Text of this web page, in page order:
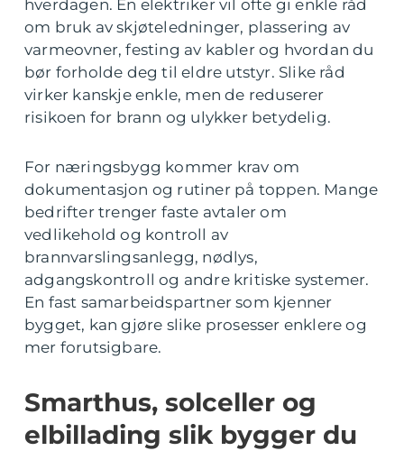
hverdagen. En elektriker vil ofte gi enkle råd
om bruk av skjøteledninger, plassering av
varmeovner, festing av kabler og hvordan du
bør forholde deg til eldre utstyr. Slike råd
virker kanskje enkle, men de reduserer
risikoen for brann og ulykker betydelig.
For næringsbygg kommer krav om
dokumentasjon og rutiner på toppen. Mange
bedrifter trenger faste avtaler om
vedlikehold og kontroll av
brannvarslingsanlegg, nødlys,
adgangskontroll og andre kritiske systemer.
En fast samarbeidspartner som kjenner
bygget, kan gjøre slike prosesser enklere og
mer forutsigbare.
Smarthus, solceller og
elbillading slik bygger du